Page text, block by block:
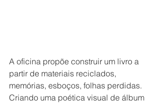
A oficina propõe construir um livro a
partir de materiais reciclados,
memórias, esboços, folhas perdidas.
Criando uma poética visual de álbum